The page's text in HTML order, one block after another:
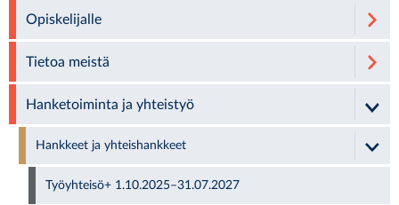
Opiskelijalle
Tietoa meistä
Hanketoiminta ja yhteistyö
Hankkeet ja yhteishankkeet
Työyhteisö+ 1.10.2025–31.07.2027